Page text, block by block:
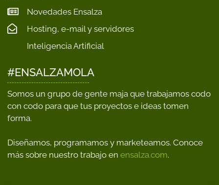
Novedades Ensalza
Hosting, e-mail y servidores
Inteligencia Artificial
#ENSALZAMOLA
Somos un grupo de gente maja que trabajamos codo
con codo para que tus proyectos e ideas tomen
forma.
Diseñamos, programamos y marketeamos. Conoce
más sobre nuestro trabajo en ensalza.com.